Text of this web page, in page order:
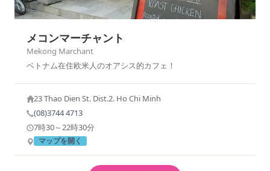
メコンマーチャント
Mekong Marchant
ベトナム在住欧米人のオアシス的カフェ！
23 Thao Dien St. Dist.2. Ho Chi Minh
(08)3744 4713
7時30～22時30分
マップを開く